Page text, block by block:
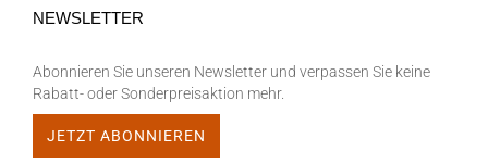
NEWSLETTER
Abonnieren Sie unseren Newsletter und verpassen Sie keine
Rabatt- oder Sonderpreisaktion mehr.